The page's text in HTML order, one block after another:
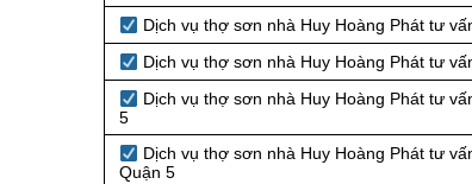
Dịch vụ thợ sơn nhà Huy Hoàng Phát tư
Dịch vụ thợ sơn nhà Huy Hoàng Phát tư
Dịch vụ thợ sơn nhà Huy Hoàng Phát tư
5
Dịch vụ thợ sơn nhà Huy Hoàng Phát tư
Quận 5